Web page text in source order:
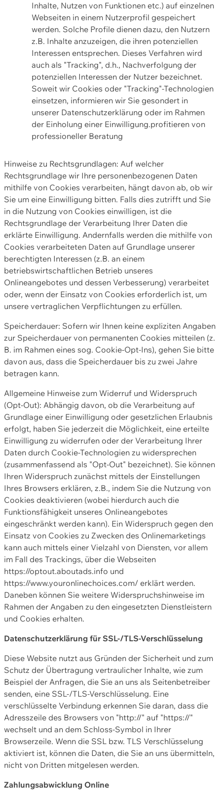
Inhalte, Nutzen von Funktionen etc.) auf einzelnen
Webseiten in einem Nutzerprofil gespeichert
werden. Solche Profile dienen dazu, den Nutzern
z.B. Inhalte anzuzeigen, die ihren potenziellen
Interessen entsprechen. Dieses Verfahren wird
auch als "Tracking", d.h., Nachverfolgung der
potenziellen Interessen der Nutzer bezeichnet.
Soweit wir Cookies oder "Tracking"-Technologien
einsetzen, informieren wir Sie gesondert in
unserer Datenschutzerklärung oder im Rahmen
der Einholung einer Einwilligung.profitieren von
professioneller Beratung
Hinweise zu Rechtsgrundlagen: Auf welcher
Rechtsgrundlage wir Ihre personenbezogenen Daten
mithilfe von Cookies verarbeiten, hängt davon ab, ob wir
Sie um eine Einwilligung bitten. Falls dies zutrifft und Sie
in die Nutzung von Cookies einwilligen, ist die
Rechtsgrundlage der Verarbeitung Ihrer Daten die
erklärte Einwilligung. Andernfalls werden die mithilfe von
Cookies verarbeiteten Daten auf Grundlage unserer
berechtigten Interessen (z.B. an einem
betriebswirtschaftlichen Betrieb unseres
Onlineangebotes und dessen Verbesserung) verarbeitet
oder, wenn der Einsatz von Cookies erforderlich ist, um
unsere vertraglichen Verpflichtungen zu erfüllen.
Speicherdauer: Sofern wir Ihnen keine expliziten Angaben
zur Speicherdauer von permanenten Cookies mitteilen (z.
B. im Rahmen eines sog. Cookie-Opt-Ins), gehen Sie bitte
davon aus, dass die Speicherdauer bis zu zwei Jahre
betragen kann.
Allgemeine Hinweise zum Widerruf und Widerspruch
(Opt-Out): Abhängig davon, ob die Verarbeitung auf
Grundlage einer Einwilligung oder gesetzlichen Erlaubnis
erfolgt, haben Sie jederzeit die Möglichkeit, eine erteilte
Einwilligung zu widerrufen oder der Verarbeitung Ihrer
Daten durch Cookie-Technologien zu widersprechen
(zusammenfassend als "Opt-Out" bezeichnet). Sie können
Ihren Widerspruch zunächst mittels der Einstellungen
Ihres Browsers erklären, z.B., indem Sie die Nutzung von
Cookies deaktivieren (wobei hierdurch auch die
Funktionsfähigkeit unseres Onlineangebotes
eingeschränkt werden kann). Ein Widerspruch gegen den
Einsatz von Cookies zu Zwecken des Onlinemarketings
kann auch mittels einer Vielzahl von Diensten, vor allem
im Fall des Trackings, über die Webseiten
https://optout.aboutads.info und
https://www.youronlinechoices.com/ erklärt werden.
Daneben können Sie weitere Widerspruchshinweise im
Rahmen der Angaben zu den eingesetzten Dienstleistern
und Cookies erhalten.
Datenschutzerklärung für SSL-/TLS-Verschlüsselung
Diese Website nutzt aus Gründen der Sicherheit und zum
Schutz der Übertragung vertraulicher Inhalte, wie zum
Beispiel der Anfragen, die Sie an uns als Seitenbetreiber
senden, eine SSL-/TLS-Verschlüsselung. Eine
verschlüsselte Verbindung erkennen Sie daran, dass die
Adresszeile des Browsers von "http://" auf "https://"
wechselt und an dem Schloss-Symbol in Ihrer
Browserzeile. Wenn die SSL bzw. TLS Verschlüsselung
aktiviert ist, können die Daten, die Sie an uns übermitteln,
nicht von Dritten mitgelesen werden.
Zahlungsabwicklung Online